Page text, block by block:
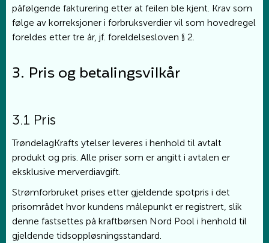
påfølgende fakturering etter at feilen ble kjent. Krav som
følge av korreksjoner i forbruksverdier vil som hovedregel
foreldes etter tre år, jf. foreldelsesloven § 2.
3. Pris og betalingsvilkår
3.1 Pris
TrøndelagKrafts ytelser leveres i henhold til avtalt
produkt og pris. Alle priser som er angitt i avtalen er
eksklusive merverdiavgift.
Strømforbruket prises etter gjeldende spotpris i det
prisområdet hvor kundens målepunkt er registrert, slik
denne fastsettes på kraftbørsen Nord Pool i henhold til
gjeldende tidsoppløsningsstandard.